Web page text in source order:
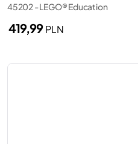
45202 - LEGO® Education
419,99PLN